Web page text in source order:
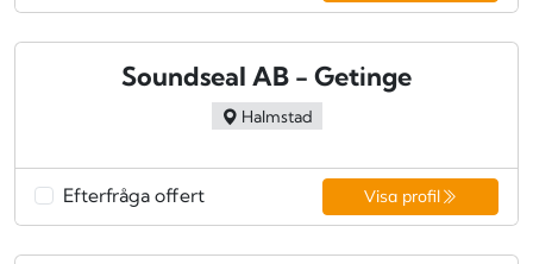
Soundseal AB - Getinge
Halmstad
Efterfråga offert Visa profil